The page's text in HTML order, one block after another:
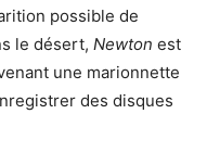
possible de
le désert, Newton est
une marionnette
des disques